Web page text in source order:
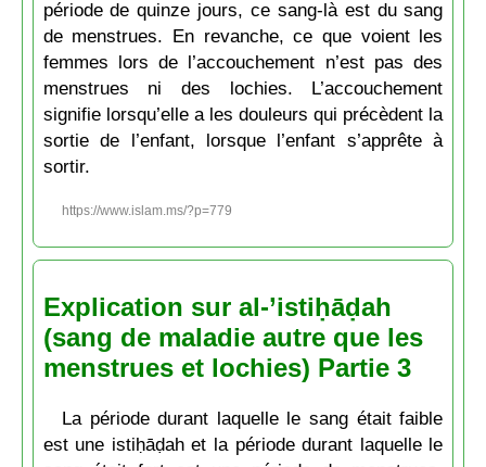
période de quinze jours, ce sang-là est du sang
de menstrues. En revanche, ce que voient les
femmes lors de l’accouchement n’est pas des
menstrues ni des lochies. L’accouchement
signifie lorsqu’elle a les douleurs qui précèdent la
sortie de l’enfant, lorsque l’enfant s’apprête à
sortir.
https://www.islam.ms/?p=779
Explication sur al-’istiḥāḍah
(sang de maladie autre que les
menstrues et lochies) Partie 3
La période durant laquelle le sang était faible
est une istiḥāḍah et la période durant laquelle le